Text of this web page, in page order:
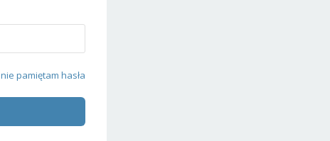
nie pamiętam hasła